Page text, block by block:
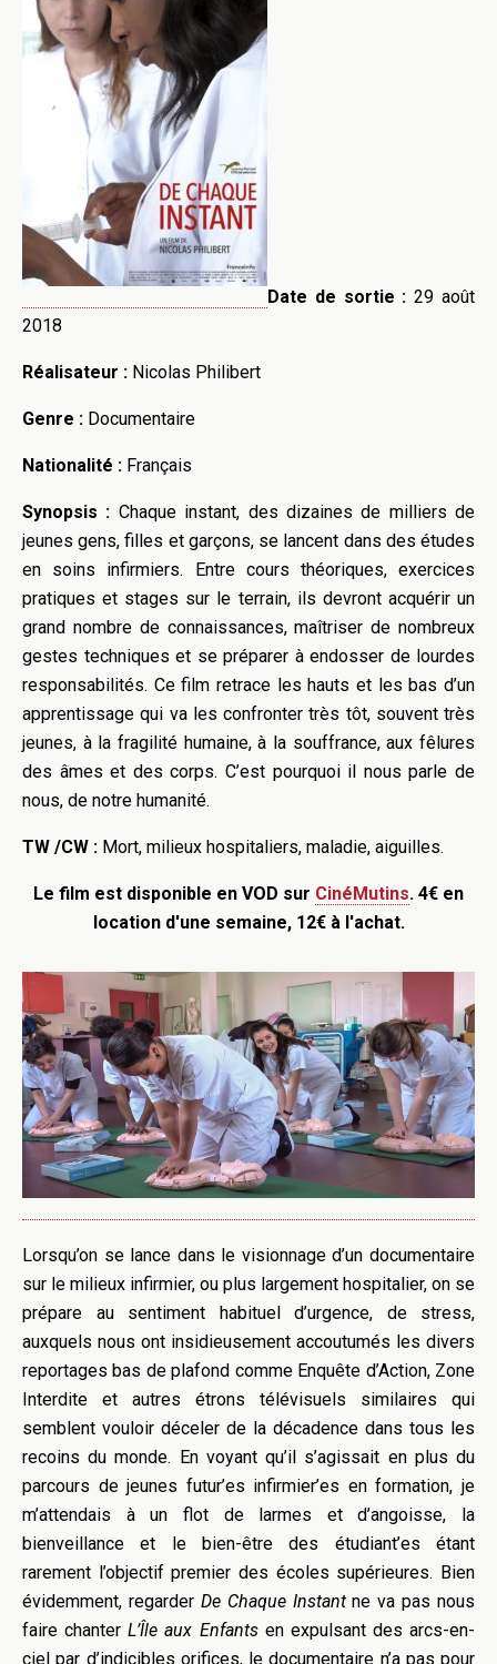
Date de sortie : 29 août
2018
Réalisateur : Nicolas Philibert
Genre : Documentaire
Nationalité : Français
Synopsis : Chaque instant, des dizaines de milliers de
jeunes gens, filles et garçons, se lancent dans des études
en soins infirmiers. Entre cours théoriques, exercices
pratiques et stages sur le terrain, ils devront acquérir un
grand nombre de connaissances, maîtriser de nombreux
gestes techniques et se préparer à endosser de lourdes
responsabilités. Ce film retrace les hauts et les bas d’un
apprentissage qui va les confronter très tôt, souvent très
jeunes, à la fragilité humaine, à la souffrance, aux fêlures
des âmes et des corps. C’est pourquoi il nous parle de
nous, de notre humanité.
TW /CW : Mort, milieux hospitaliers, maladie, aiguilles.
Le film est disponible en VOD sur CinéMutins. 4€ en
location d'une semaine, 12€ à l'achat.
Lorsqu’on se lance dans le visionnage d’un documentaire
sur le milieux infirmier, ou plus largement hospitalier, on se
prépare au sentiment habituel d’urgence, de stress,
auxquels nous ont insidieusement accoutumés les divers
reportages bas de plafond comme Enquête d’Action, Zone
Interdite et autres étrons télévisuels similaires qui
semblent vouloir déceler de la décadence dans tous les
recoins du monde. En voyant qu’il s’agissait en plus du
parcours de jeunes futur’es infirmier’es en formation, je
m’attendais à un flot de larmes et d’angoisse, la
bienveillance et le bien-être des étudiant’es étant
rarement l’objectif premier des écoles supérieures. Bien
évidemment, regarder De Chaque Instantne va pas nous
faire chanterL’Île aux Enfantsen expulsant des arcs-en-
ciel par d’indicibles orifices, le documentaire n’a pas pour